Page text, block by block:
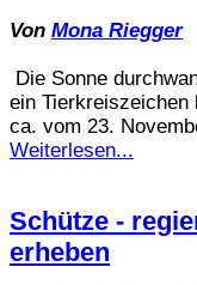
Von Mona Riegger
Die Sonne
ein Tierkreiszeichen
ca. vom 23.
Weiterlesen...
Schütze -
erheben